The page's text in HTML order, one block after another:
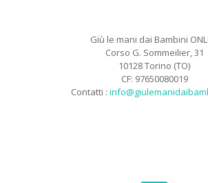
Giù le mani dai Bambini
Corso G. Sommeilier, 31
10128 Torino (TO)
CF: 97650080019
Contatti :